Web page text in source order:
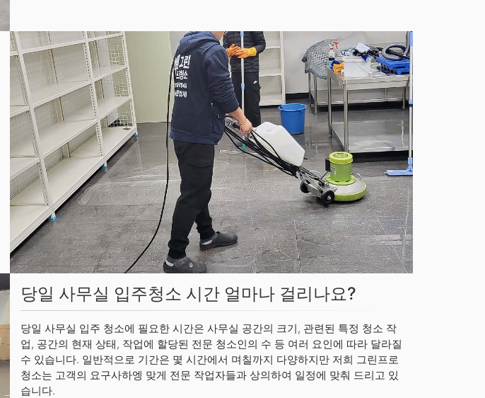
당일 사무실 입주청소 시간 얼마나 걸리나요?
당일 사무실 입주 청소에 필요한 시간은 사무실 공간의 크기, 관련된 특정 청소 작
업, 공간의 현재 상태, 작업에 할당된 전문 청소인의 수 등 여러 요인에 따라 달라질
수 있습니다. 일반적으로 기간은 몇 시간에서 며칠까지 다양하지만 저희 그린프로
청소는 고객의 요구사하엥 맞게 전문 작업자들과 상의하여 일정에 맞춰 드리고 있
습니다.